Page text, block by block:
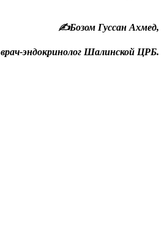
✍️Бозом Гуссан Ахмед,
врач-эндокринолог Шалинской ЦРБ.